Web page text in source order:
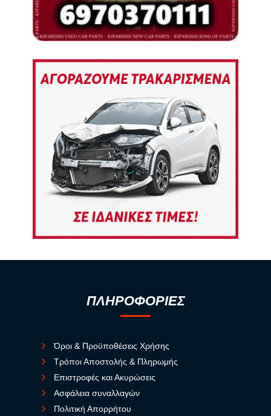
ΠΛΗΡΟΦΟΡΙΕΣ
Όροι & Προϋποθέσεις Χρήσης
Τρόποι Αποστολής & Πληρωμής
Επιστροφές και Ακυρώσεις
Ασφάλεια συναλλαγών
Πολιτική Απορρήτου